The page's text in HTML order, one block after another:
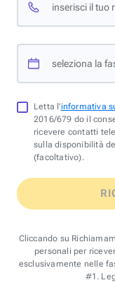
inserisci il tuo
seleziona la
Letta l'informativa
2016/679 do il
ricevere contatti
sulla disponibilità
(facoltativo).
Cliccando su
personali per
esclusivamente nelle
#1.